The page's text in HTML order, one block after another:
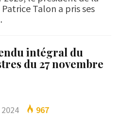
Talon a pris ses
intégral du
du 27 novembre
967